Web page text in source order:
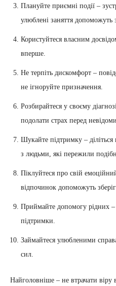
Плануйте приємні події –
улюблені заняття допоможуть
Користуйтеся власним
вперше.
Не терпіть дискомфорт –
не ігноруйте призначення.
Розбирайтеся у своєму
подолати страх перед
Шукайте підтримку –
з людьми, які пережили
Піклуйтеся про свій
відпочинок допоможуть
Приймайте допомогу рідних –
підтримки.
Займайтеся улюбленими
сил.
Найголовніше – не втрачати віру